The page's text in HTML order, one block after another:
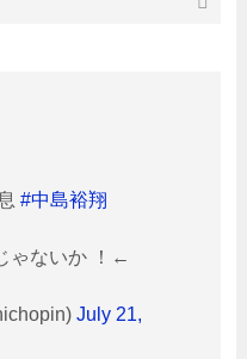
#中島裕翔
ゃないか ！←
July 21,